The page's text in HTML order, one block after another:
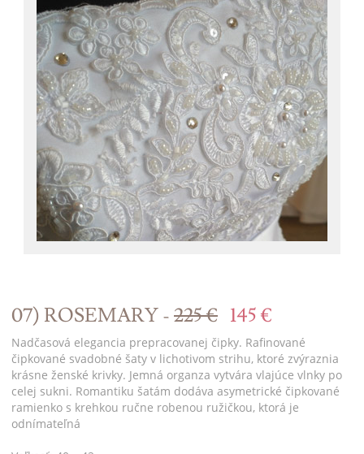
07) ROSEMARY -225 € 145 €
Nadčasová elegancia prepracovanej čipky. Rafinované
čipkované svadobné šaty v lichotivom strihu, ktoré zvýraznia
krásne ženské krivky. Jemná organza vytvára vlajúce vlnky po
celej sukni. Romantiku šatám dodáva asymetrické čipkované
ramienko s krehkou ručne robenou ružičkou, ktorá je
odnímateľná